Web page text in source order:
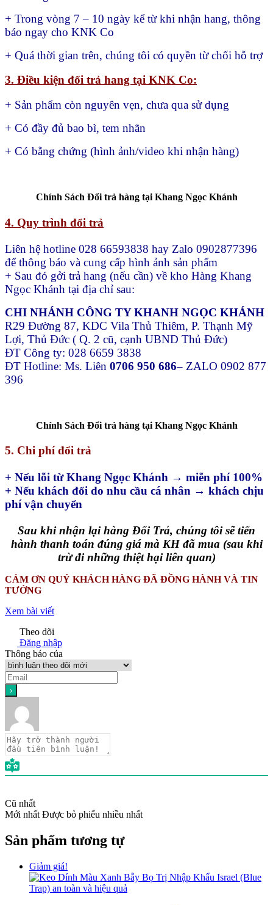
+ Trong vòng 7 – 10 ngày kể từ khi nhận hang, thông
báo ngay cho KNK Co
+ Quá thời gian trên, chúng tôi có quyền từ chối hỗ trợ
3. Điều kiện đổi trả hang tại KNK Co:
+ Sản phẩm còn nguyên vẹn, chưa qua sử dụng
+ Có đầy đủ bao bì, tem nhãn
+ Có bằng chứng (hình ảnh/video khi nhận hàng)
Chính Sách Đổi trả hàng tại Khang Ngọc Khánh
4. Quy trình đổi trả
Liên hệ hotline 028 66593838 hay Zalo 0902877396
để thông báo và cung cấp hình ảnh sản phẩm
+ Sau đó gởi trả hang (nếu cần) về kho Hàng Khang
Ngọc Khánh tại địa chỉ sau:
CHI NHÁNH CÔNG TY KHANH NGỌC KHÁNH
R29 Đường 87, KDC Vila Thủ Thiêm, P. Thạnh Mỹ
Lợi, Thủ Đức ( Q. 2 cũ, cạnh UBND Thủ Đức)
ĐT Công ty: 028 6659 3838
ĐT Hotline: Ms. Liên 0706 950 686– ZALO 0902 877
396
Chính Sách Đổi trả hàng tại Khang Ngọc Khánh
5. Chi phí đổi trả
+ Nếu lỗi từ Khang Ngọc Khánh → miễn phí 100%
+ Nếu khách đổi do nhu cầu cá nhân → khách chịu
phí vận chuyển
Sau khi nhận lại hàng Đổi Trả, chúng tôi sẽ tiến
hành thanh toán đúng giá mà KH đã mua (sau khi
trừ đi những thiệt hại liên quan)
CẢM ƠN QUÝ KHÁCH HÀNG ĐÃ ĐỒNG HÀNH VÀ TIN
TƯỞNG
Xem bài viết
Theo dõi
Đăng nhập
Thông báo của
Cũ nhất
Mới nhất Được bỏ phiếu nhiều nhất
Sản phẩm tương tự
Giảm giá!